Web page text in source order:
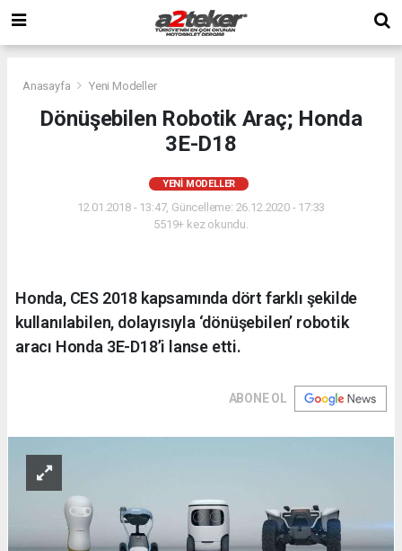
Anasayfa Yeni Modeller
Dönüşebilen Robotik Araç; Honda
3E-D18
YENI MODELLER
12.01.2018 - 13:47, Güncelleme: 26.12.2020 - 17:33
5519+ kez okundu.
Honda, CES 2018 kapsamında dört farklı şekilde
kullanılabilen, dolayısıyla ‘dönüşebilen’ robotik
aracı Honda 3E-D18’i lanse etti.
ABONE OL